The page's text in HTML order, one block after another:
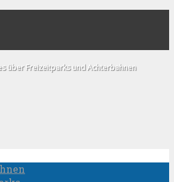
über Freizeitparks und Achterbahnen